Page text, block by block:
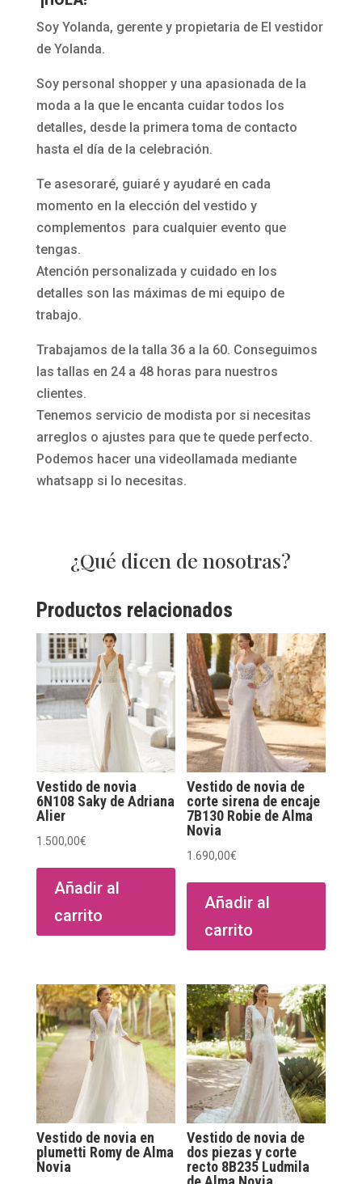
Soy Yolanda, gerente y propietaria de El vestidor
de Yolanda.
Soy personal shopper y una apasionada de la
moda a la que le encanta cuidar todos los
detalles, desde la primera toma de contacto
hasta el día de la celebración.
Te asesoraré, guiaré y ayudaré en cada
momento en la elección del vestido y
complementos para cualquier evento que
tengas.
Atención personalizada y cuidado en los
detalles son las máximas de mi equipo de
trabajo.
Trabajamos de la talla 36 a la 60. Conseguimos
las tallas en 24 a 48 horas para nuestros
clientes.
Tenemos servicio de modista por si necesitas
arreglos o ajustes para que te quede perfecto.
Podemos hacer una videollamada mediante
whatsapp si lo necesitas.
¿Qué dicen de nosotras?
Productos relacionados
Vestido de novia
6N108 Saky de Adriana
Alier
1.500,00€
Añadir al
carrito
Vestido de novia de
corte sirena de encaje
7B130 Robie de Alma
Novia
1.690,00€
Añadir al
carrito
Vestido de novia en
plumetti Romy de Alma
Novia
Vestido de novia de
dos piezas y corte
recto 8B235 Ludmila